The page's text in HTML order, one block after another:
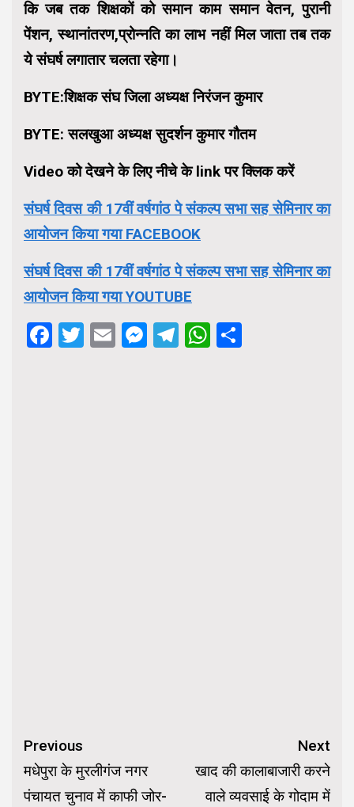
कि जब तक शिक्षकों को समान काम समान वेतन, पुरानी
पेंशन, स्थानांतरण,प्रोन्नति का लाभ नहीं मिल जाता तब तक
ये संघर्ष लगातार चलता रहेगा।
BYTE:शिक्षक संघ जिला अध्यक्ष निरंजन कुमार
BYTE: सलखुआ अध्यक्ष सुदर्शन कुमार गौतम
Video को देखने के लिए नीचे के link पर क्लिक करें
संघर्ष दिवस की 17वीं वर्षगांठ पे संकल्प सभा सह सेमिनार का
आयोजन किया गया FACEBOOK
संघर्ष दिवस की 17वीं वर्षगांठ पे संकल्प सभा सह सेमिनार का
आयोजन किया गया YOUTUBE
Facebook
Twitter
EmailMessenger
Telegram
WhatsApp
Continue
Reading
Previous
मधेपुरा के मुरलीगंज नगर
पंचायत चुनाव में काफी जोर-
Next
खाद की कालाबाजारी करने
वाले व्यवसाई के गोदाम में